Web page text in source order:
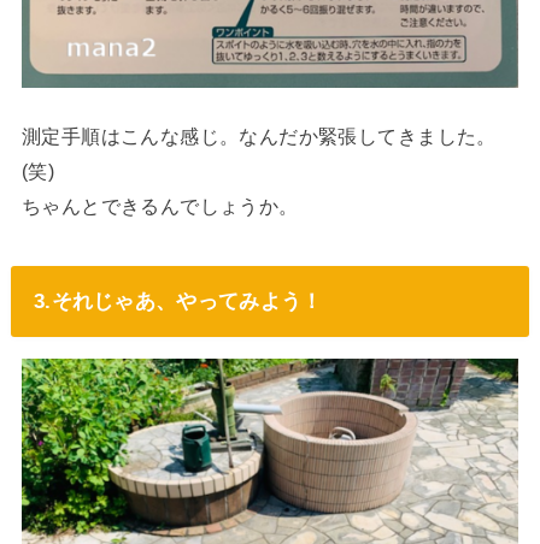
測定手順はこんな感じ。なんだか緊張してきました。
(笑)
ちゃんとできるんでしょうか。
3.それじゃあ、やってみよう！